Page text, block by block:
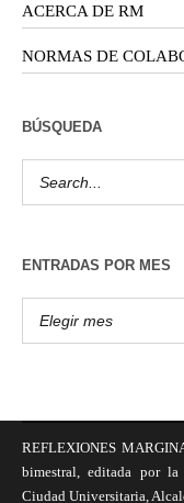
ACERCA DE RM
NORMAS DE
BÚSQUEDA
ENTRADAS POR MES
REFLEXIONES
bimestral, editada por
Ciudad Universitaria,